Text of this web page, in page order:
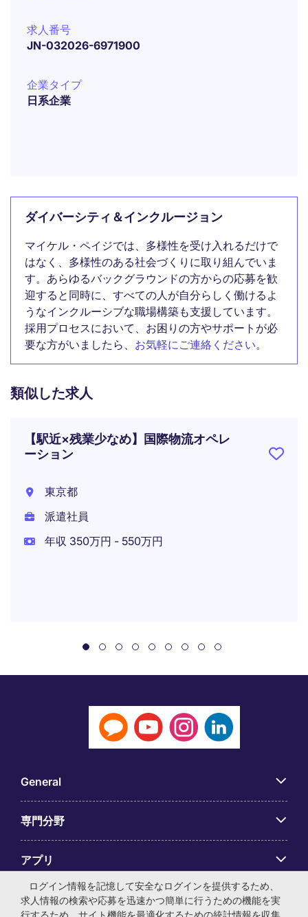
求人番号
JN-032026-6971900
企業タイプ
日系企業
ダイバーシティ＆インクルージョン
マイケル・ペイジでは、多様性を受け入れるだけで
はなく、多様性のある社会づくりに取り組んでいま
す。あらゆるバックグラウンドの方からの応募を歓
迎すると同時に、すべての人が自分らしく働けるよ
うなインクルーシブな職場構築も支援しています。
採用プロセスにおいて、お困りの方やサポートが必
要な方がいましたら、 お気軽にご連絡ください。
類似した求人
【駅近×残業少なめ】国際物流オペレ
ーション
東京都
派遣社員
年収 350万円 - 550万円
General
専門分野
アプリ
Employer Centre
ログイン情報を記憶して安全なログインを提供するため、
求人情報の検索や応募を迅速かつ簡単に行うための機能を実
行するため、サイト機能を最適化するための統計情報を収集